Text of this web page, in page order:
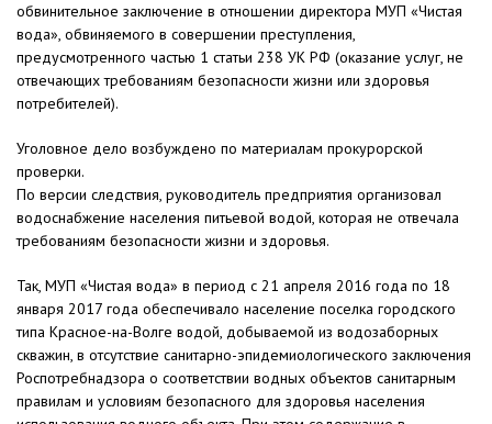
обвинительное заключение в отношении директора МУП «Чистая
вода», обвиняемого в совершении преступления,
предусмотренного частью 1 статьи 238 УК РФ (оказание услуг, не
отвечающих требованиям безопасности жизни или здоровья
потребителей).
Уголовное дело возбуждено по материалам прокурорской
проверки.
По версии следствия, руководитель предприятия организовал
водоснабжение населения питьевой водой, которая не отвечала
требованиям безопасности жизни и здоровья.
Так, МУП «Чистая вода» в период с 21 апреля 2016 года по 18
января 2017 года обеспечивало население поселка городского
типа Красное-на-Волге водой, добываемой из водозаборных
скважин, в отсутствие санитарно-эпидемиологического заключения
Роспотребнадзора о соответствии водных объектов санитарным
правилам и условиям безопасного для здоровья населения